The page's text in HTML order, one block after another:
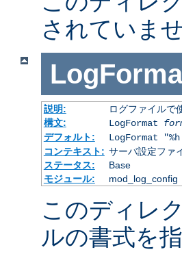
されていま
説明:
ログファイルで
構文:
LogFormat
デフォルト:
LogFormat
コンテキスト: サーバ設定ファ
ステータス:
Base
モジュール:
mod_log_config
このディレ
ルの書式を